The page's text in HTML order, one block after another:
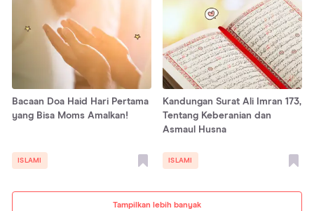
Tampilkan lebih banyak
Bacaan Doa Haid Hari Pertama
yang Bisa Moms Amalkan!
ISLAMI
Kandungan Surat Ali Imran 173,
Tentang Keberanian dan
Asmaul Husna
ISLAMI